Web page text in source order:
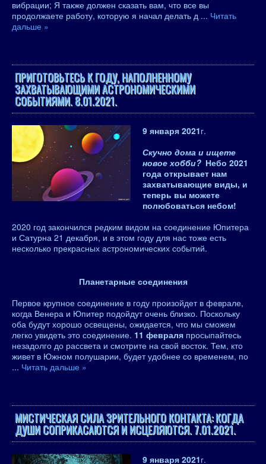
вибрации; Я также должен сказать вам, что все вы
продолжаете работу, которую я начал делать д ... Читать
дальше »
ПРИГОТОВЬТЕСЬ К ГОДУ, НАПОЛНЕННОМУ
ЗАХВАТЫВАЮЩИМИ АСТРОНОМИЧЕСКИМИ
СОБЫТИЯМИ. 8.01.2021.
9 января 2021г.
Скучно дома и ищете
новое хобби? Небо 2021
года открывает нам
захватывающие виды, и
теперь вы можете
полюбоваться небом!
2020 год закончился редким видом на соединение Юпитера
и Сатурна 21 декабря, и в этом году для нас тоже есть
несколько прекрасных астрономических событий.
Планетарные соединения
Первое крупное соединение в году произойдет в феврале,
когда Венера и Юпитер подойдут очень близко. Поскольку
оба будут хорошо освещены, ожидается, что мы сможем
легко увидеть это соединение. 11 февраля просыпайтесь
незадолго до рассвета и смотрите на свой восток. Тем, кто
живет в Южном полушарии, будет удобнее со временем, по
... Читать дальше »
МИСТИЧЕСКАЯ СИЛА ЗРИТЕЛЬНОГО КОНТАКТА: КОГДА
ДУШИ СОПРИКАСАЮТСЯ И ИСЦЕЛЯЮТСЯ. 7.01.2021.
9 января 2021г.